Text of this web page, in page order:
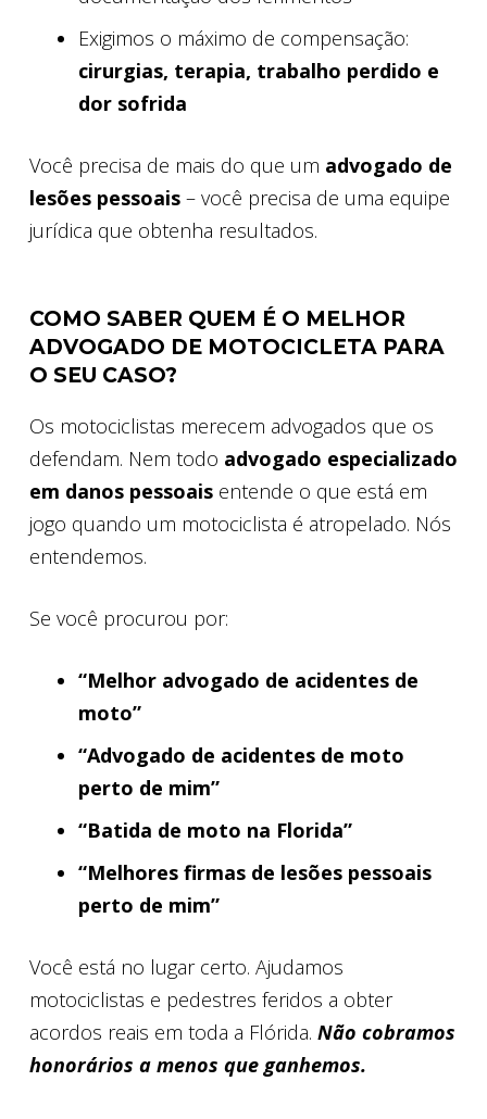
Exigimos o máximo de compensação:
cirurgias, terapia, trabalho perdido e
dor sofrida
Você precisa de mais do que um advogado de
lesões pessoais – você precisa de uma equipe
jurídica que obtenha resultados.
COMO SABER QUEM É O MELHOR
ADVOGADO DE MOTOCICLETA PARA
O SEU CASO?
Os motociclistas merecem advogados que os
defendam. Nem todo advogado especializado
em danos pessoais entende o que está em
jogo quando um motociclista é atropelado. Nós
entendemos.
Se você procurou por:
“Melhor advogado de acidentes de
moto”
“Advogado de acidentes de moto
perto de mim”
“Batida de moto na Florida”
“Melhores firmas de lesões pessoais
perto de mim”
Você está no lugar certo. Ajudamos
motociclistas e pedestres feridos a obter
acordos reais em toda a Flórida. Não cobramos
honorários a menos que ganhemos.